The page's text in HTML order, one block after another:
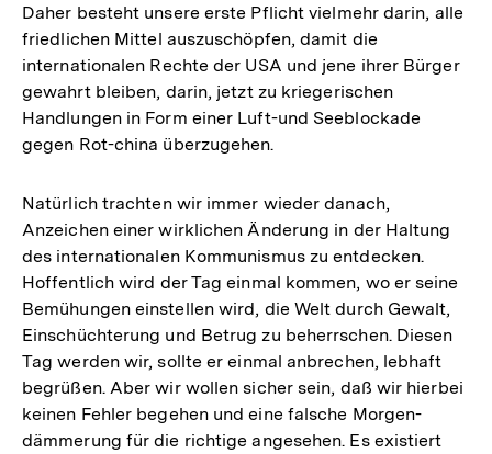
Daher besteht unsere erste Pflicht vielmehr darin, alle
friedlichen Mittel auszuschöpfen, damit die
internationalen Rechte der USA und jene ihrer Bürger
gewahrt bleiben, darin, jetzt zu kriegerischen
Handlungen in Form einer Luft-und Seeblockade
gegen Rot-china überzugehen.
Natürlich trachten wir immer wieder danach,
Anzeichen einer wirklichen Änderung in der Haltung
des internationalen Kommunismus zu entdecken.
Hoffentlich wird der Tag einmal kommen, wo er seine
Bemühungen einstellen wird, die Welt durch Gewalt,
Einschüchterung und Betrug zu beherrschen. Diesen
Tag werden wir, sollte er einmal anbrechen, lebhaft
begrüßen. Aber wir wollen sicher sein, daß wir hierbei
keinen Fehler begehen und eine falsche Morgen-
dämmerung für die richtige angesehen. Es existiert